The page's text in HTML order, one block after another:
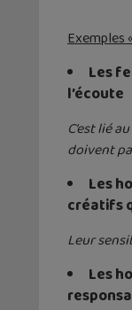
Exemples
Les
l’écoute
C’est lié
doivent
Les
créatifs
Leur
Les